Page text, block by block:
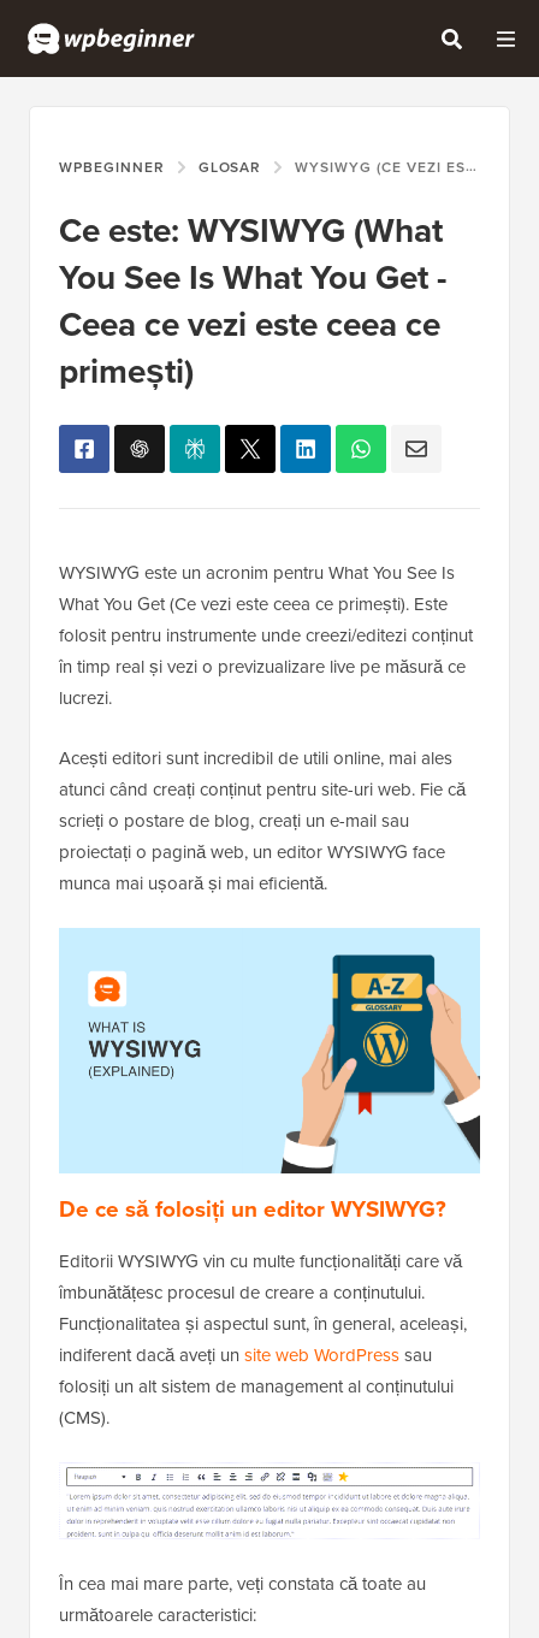
WPBEGINNER GLOSAR WYSIWYG (CE VEZI ESTE CEEA CE OBȚII)
Ce este: WYSIWYG (What
You See Is What You Get -
Ceea ce vezi este ceea ce
primești)
WYSIWYG este un acronim pentru What You See Is
What You Get (Ce vezi este ceea ce primești). Este
folosit pentru instrumente unde creezi/editezi conținut
în timp real și vezi o previzualizare live pe măsură ce
lucrezi.
Acești editori sunt incredibil de utili online, mai ales
atunci când creați conținut pentru site-uri web. Fie că
scrieți o postare de blog, creați un e-mail sau
proiectați o pagină web, un editor WYSIWYG face
munca mai ușoară și mai eficientă.
De ce să folosiți un editor WYSIWYG?
Editorii WYSIWYG vin cu multe funcționalități care vă
îmbunătățesc procesul de creare a conținutului.
Funcționalitatea și aspectul sunt, în general, aceleași,
indiferent dacă aveți un site web WordPresssau
folosiți un alt sistem de management al conținutului
(CMS).
În cea mai mare parte, veți constata că toate au
următoarele caracteristici: